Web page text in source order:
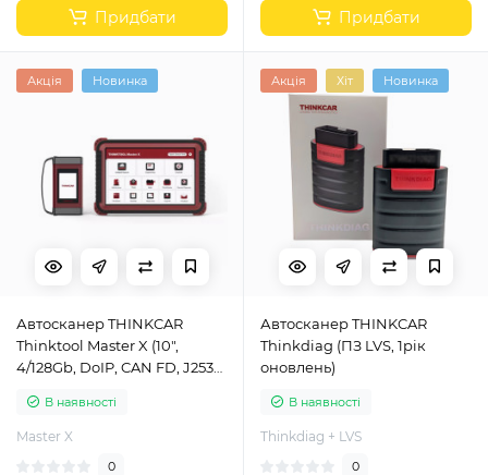
Придбати Придбати
Акція Новинка
Автосканер THINKCAR
Thinktool Master X (10",
4/128Gb, DoIP, CAN FD, J2534,
програмування)
В наявності
Master X
0
Акція Хіт Новинка
Автосканер THINKCAR
Thinkdiag (ПЗ LVS, 1рік
оновлень)
В наявності
Thinkdiag + LVS
0